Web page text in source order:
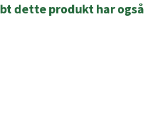
dette produkt har også